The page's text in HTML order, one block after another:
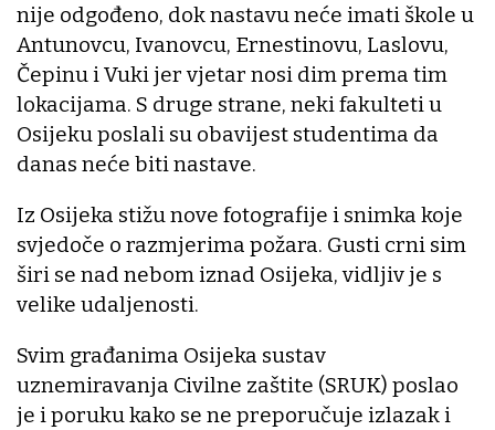
nije odgođeno, dok nastavu neće imati škole u
Antunovcu, Ivanovcu, Ernestinovu, Laslovu,
Čepinu i Vuki jer vjetar nosi dim prema tim
lokacijama. S druge strane, neki fakulteti u
Osijeku poslali su obavijest studentima da
danas neće biti nastave.
Iz Osijeka stižu nove fotografije i snimka koje
svjedoče o razmjerima požara. Gusti crni sim
širi se nad nebom iznad Osijeka, vidljiv je s
velike udaljenosti.
Svim građanima Osijeka sustav
uznemiravanja Civilne zaštite (SRUK) poslao
je i poruku kako se ne preporučuje izlazak i